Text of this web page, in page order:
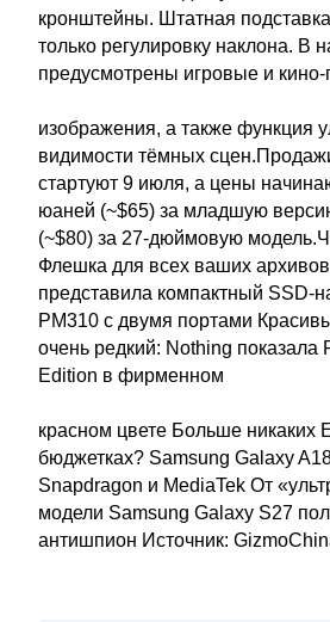
кронштейны. Штатная
только регулировку наклона. В
предусмотрены игровые и
изображения, а также функция
видимости тёмных
стартуют 9 июля, а цены
юаней (~$65) за младшую
(~$80) за 27-дюймовую
Флешка для всех ваших
представила компактный SSD-
PM310 с двумя портами
очень редкий: Nothing показала
Edition в фирменном
красном цвете Больше никаких
бюджетках? Samsung Galaxy
Snapdragon и MediaTek От
модели Samsung Galaxy S27
антишпион Источник: